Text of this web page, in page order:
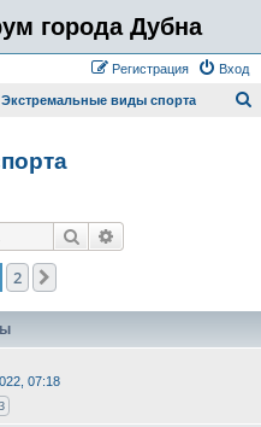
города Дубна
Вход
Регистрация
Экстремальные виды спорта
Поиск
2
07:18